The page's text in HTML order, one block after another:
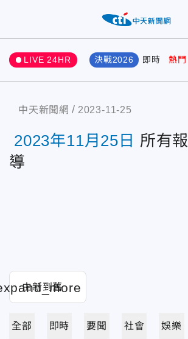
LIVE 24HR 決戰2026 即時 熱門
中天新聞網 2023-11-25
2023年11月25日 所有報
導
全部 即時 要聞 社會 娛樂